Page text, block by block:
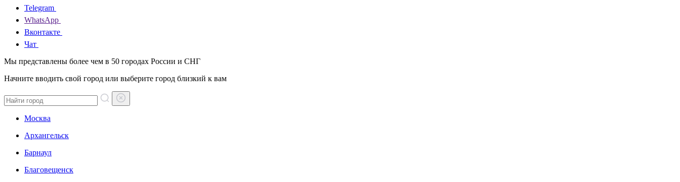
Telegram
WhatsApp
Вконтакте
Чат
Мы представлены более чем в 50 городах России и СНГ
Начните вводить свой город или выберите город близкий к вам
Москва
Архангельск
Барнаул
Благовещенск